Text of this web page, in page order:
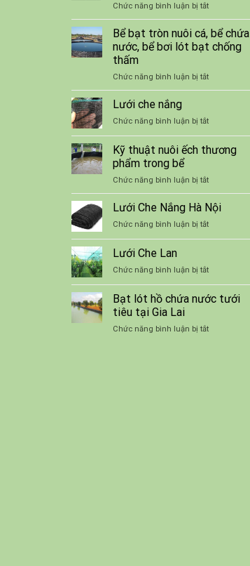
So
Sánh
Giữa
Ao
và
Ao
Chức năng bình luận bị tắtở
Tìm
hiểu
bể
lót
bạt
Bể bạt tròn nuôi cá, bể chứa
nước, bể bơi lót bạt chống
thấm
Chức năng bình luận bị tắtở
Bể
nuôi
cá,
bể
bể
bơi
lót
Lưới che nắng
Chức năng bình luận bị tắtở
nắng
Kỹ thuật nuôi ếch thương
phẩm trong bể
Chức năng bình luận bị tắtở
Kỹ
thuật
nuôi
ếch
thương
bể
Lưới Che Nắng Hà Nội
Chức năng bình luận bị tắtở
Hà
Nội
Lưới Che Lan
Chức năng bình luận bị tắtở
Che
Lan
Bạt lót hồ chứa nước tưới
tiêu tại Gia Lai
Chức năng bình luận bị tắtở